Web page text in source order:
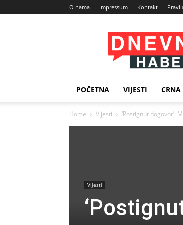
O nama Impressum Kontakt
Dnevni
Haber
POČETNA VIJESTI
Home Vijesti ‘Postignut dogovor’:
Vijesti